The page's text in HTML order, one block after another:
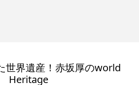
世界遺産！赤坂厚のworld
Heritage